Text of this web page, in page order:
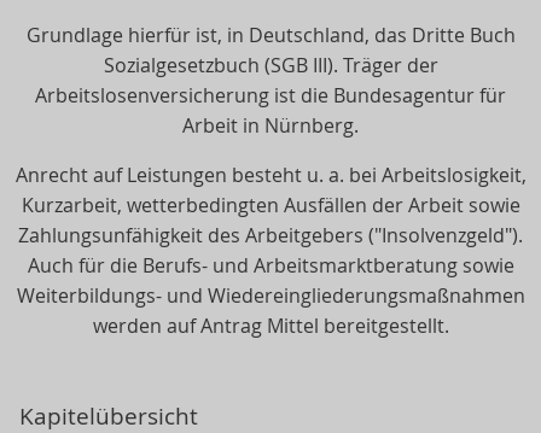
Grundlage hierfür ist, in Deutschland, das Dritte Buch
Sozialgesetzbuch (SGB III). Träger der
Arbeitslosenversicherung ist die Bundesagentur für
Arbeit in Nürnberg.
Anrecht auf Leistungen besteht u. a. bei Arbeitslosigkeit,
Kurzarbeit, wetterbedingten Ausfällen der Arbeit sowie
Zahlungsunfähigkeit des Arbeitgebers ("Insolvenzgeld").
Auch für die Berufs- und Arbeitsmarktberatung sowie
Weiterbildungs- und Wiedereingliederungsmaßnahmen
werden auf Antrag Mittel bereitgestellt.
Kapitelübersicht